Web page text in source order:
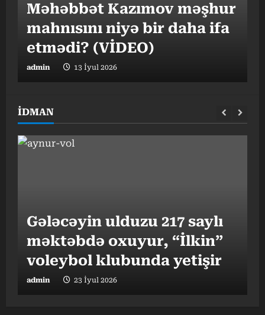
Məhəbbət Kazımov məşhur
mahnısını niyə bir daha ifa
etmədi? (VİDEO)
admin 13 İyul 2026
İDMAN
Gələcəyin ulduzu 217 saylı
məktəbdə oxuyur, “İlkin”
voleybol klubunda yetişir
admin 23 İyul 2026